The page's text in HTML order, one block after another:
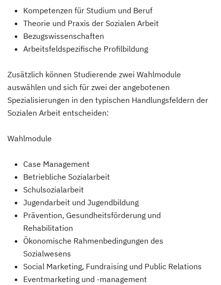
Kompetenzen für Studium und Beruf
Theorie und Praxis der Sozialen Arbeit
Bezugswissenschaften
Arbeitsfeldspezifische Profilbildung
Zusätzlich können Studierende zwei Wahlmodule
auswählen und sich für zwei der angebotenen
Spezialisierungen in den typischen Handlungsfeldern der
Sozialen Arbeit entscheiden:
Wahlmodule
Case Management
Betriebliche Sozialarbeit
Schulsozialarbeit
Jugendarbeit und Jugendbildung
Prävention, Gesundheitsförderung und
Rehabilitation
Ökonomische Rahmenbedingungen des
Sozialwesens
Social Marketing, Fundraising und Public Relations
Eventmarketing und -management